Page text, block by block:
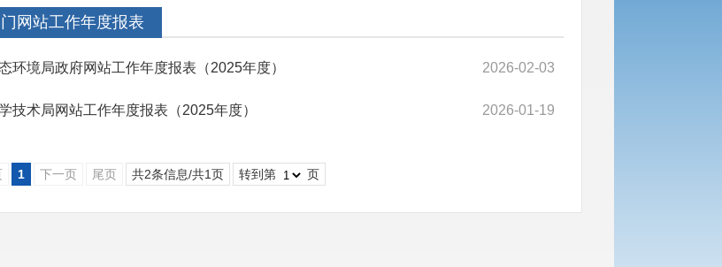
网站工作年度报表
2026-02-03
环境局政府网站工作年度报表（2025年度）
2026-01-19
技术局网站工作年度报表（2025年度）
1 下一页 尾页 共2条信息/共1页 转到第 页